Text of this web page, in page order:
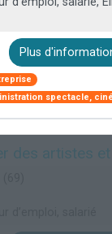
Plus
spectacle,
des artistes